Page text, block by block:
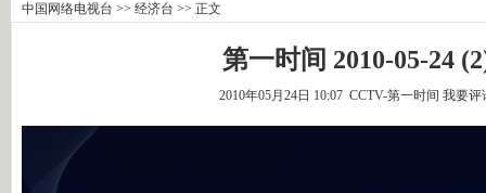
中国网络电视台 >> 经济台 >> 正文
第一时间 2010-05-24
2010年05月24日 10:07 CCTV-第一时间 我要评